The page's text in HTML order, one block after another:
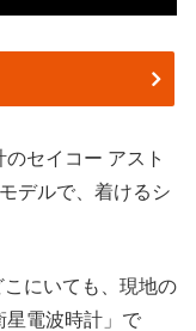
セイコー アスト
デルで、着けるシ
にいても、現地の
星電波時計」で